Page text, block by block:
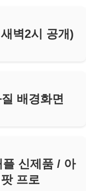
벽2시 공개)
배경화면
신제품 / 아
프로